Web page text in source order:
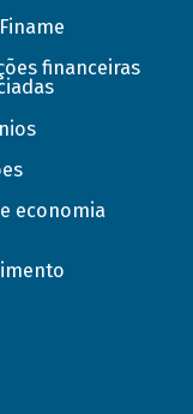
financeiras
economia